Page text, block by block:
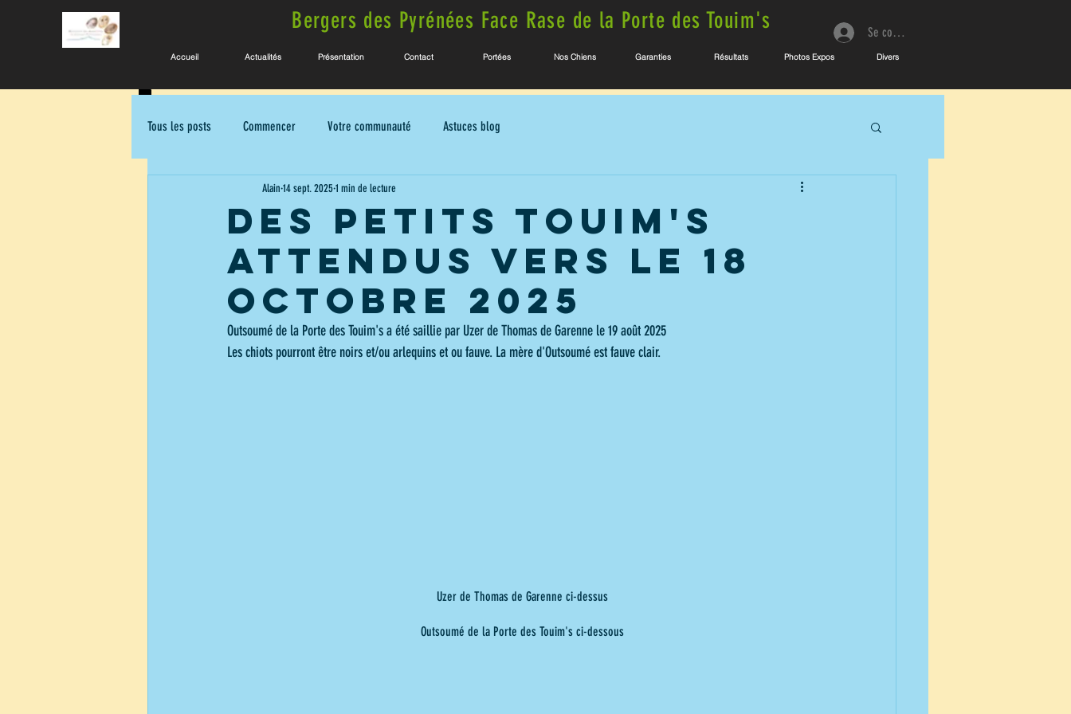
Bergers des Pyrénées Face Rase de la Porte des Touim's
Accueil Actualités Présentation Contact Portées Nos Chiens Garanties Résultats Photos Expos Divers
Se connecter
Tous les posts Commencer Votre communauté Astuces blog
des petits touim's
attendus vers le 18
octobre 2025
Alain 14 sept. 20251 min de lecture
Outsoumé de la Porte des Touim's a été saillie par Uzer de Thomas de Garenne le 19 août 2025
Les chiots pourront être noirs et/ou arlequins et ou fauve. La mère d'Outsoumé est fauve clair.
Uzer de Thomas de Garenne ci-dessus
Outsoumé de la Porte des Touim's ci-dessous